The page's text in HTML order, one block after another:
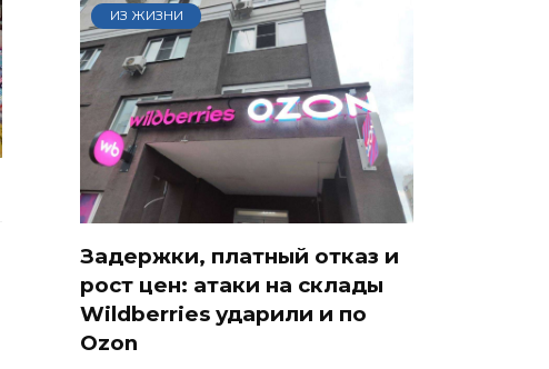
ИЗ ЖИЗНИ
Задержки, платный отказ и
рост цен: атаки на склады
Wildberries ударили и по
Ozon